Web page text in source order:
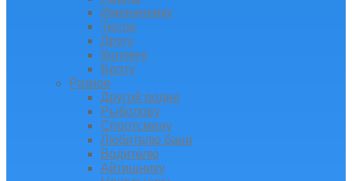
Имениннику
Тестю
Другу
Коллеге
Брату
Разное
Другой родне
Рыболову
Спортсмену
Любителю бани
Водителю
Айтишнику